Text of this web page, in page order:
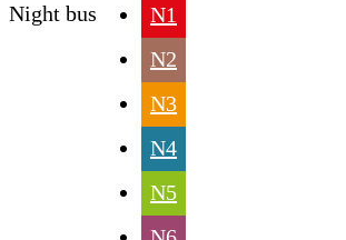
Night bus
N1
N2
N3
N4
N5